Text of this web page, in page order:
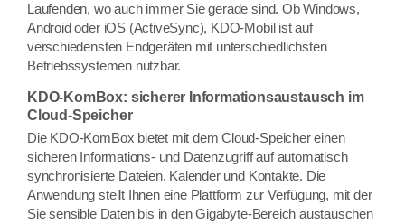
Laufenden, wo auch immer Sie gerade sind. Ob Windows,
Android oder iOS (ActiveSync), KDO-Mobil ist auf
verschiedensten Endgeräten mit unterschiedlichsten
Betriebssystemen nutzbar.
KDO-KomBox: sicherer Informationsaustausch im
Cloud-Speicher
Die KDO-KomBox bietet mit dem Cloud-Speicher einen
sicheren Informations- und Datenzugriff auf automatisch
synchronisierte Dateien, Kalender und Kontakte. Die
Anwendung stellt Ihnen eine Plattform zur Verfügung, mit der
Sie sensible Daten bis in den Gigabyte-Bereich austauschen